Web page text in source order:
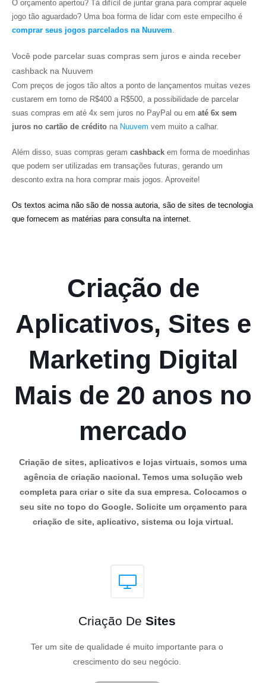
O orçamento apertou? Tá difícil de juntar grana para comprar aquele
jogo tão aguardado? Uma boa forma de lidar com este empecilho é
comprar seus jogos parcelados na Nuuvem.
Você pode parcelar suas compras sem juros e ainda receber
cashback na Nuuvem
Com preços de jogos tão altos a ponto de lançamentos muitas vezes
custarem em torno de R$400 a R$500, a possibilidade de parcelar
suas compras em até 4x sem juros no PayPal ou em até 6x sem
juros no cartão de crédito na Nuuvem vem muito a calhar.
Além disso, suas compras geram cashback em forma de moedinhas
que podem ser utilizadas em transações futuras, gerando um
desconto extra na hora comprar mais jogos. Aproveite!
Os textos acima não são de nossa autoria, são de sites de tecnologia
que fornecem as matérias para consulta na internet.
Criação de
Aplicativos, Sites e
Marketing Digital
Mais de 20 anos no
mercado
Criação de sites, aplicativos e lojas virtuais, somos uma
agência de criação nacional. Temos uma solução web
completa para criar o site da sua empresa. Colocamos o
seu site no topo do Google. Solicite um orçamento para
criação de site, aplicativo, sistema ou loja virtual.
Criação De Sites
Ter um site de qualidade é muito importante para o
crescimento do seu negócio.